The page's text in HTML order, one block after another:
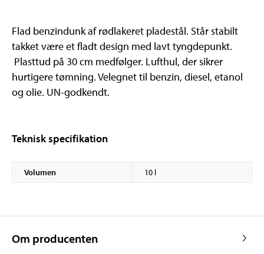
Flad benzindunk af rødlakeret pladestål. Står stabilt
takket være et fladt design med lavt tyngdepunkt.
Plasttud på 30 cm medfølger. Lufthul, der sikrer
hurtigere tømning. Velegnet til benzin, diesel, etanol
og olie. UN-godkendt.
Teknisk specifikation
Volumen 10 l
Om producenten